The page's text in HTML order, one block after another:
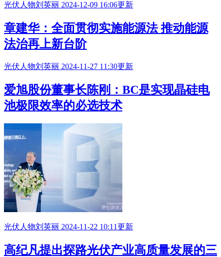
光伏人物刘英丽 2024-12-09 16:06更新
章建华：全面贯彻实施能源法 推动能源
法治再上新台阶
光伏人物刘英丽 2024-11-27 11:30更新
爱旭股份董事长陈刚：BC是实现晶硅电
池极限效率的必选技术
光伏人物刘英丽 2024-11-22 10:11更新
高纪凡提出探路光伏产业高质量发展的三